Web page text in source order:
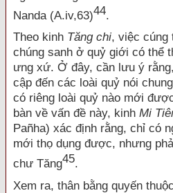
Nanda (A.iv,63)44.
Theo kinh Tăng chi, việc cúng
chúng sanh ở quỷ giới có thể
ưng xứ. Ở đây, cần lưu ý
cập đến các loài quỷ nói
có riêng loài quỷ nào mới
bàn về vấn đề này, kinh Mi
Pañha) xác định rằng, chỉ có
mới thọ dụng được, nhưng
chư Tăng45.
Xem ra, thân bằng quyến